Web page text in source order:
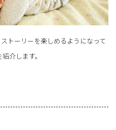
トーリーを楽しめるようになって
介します。